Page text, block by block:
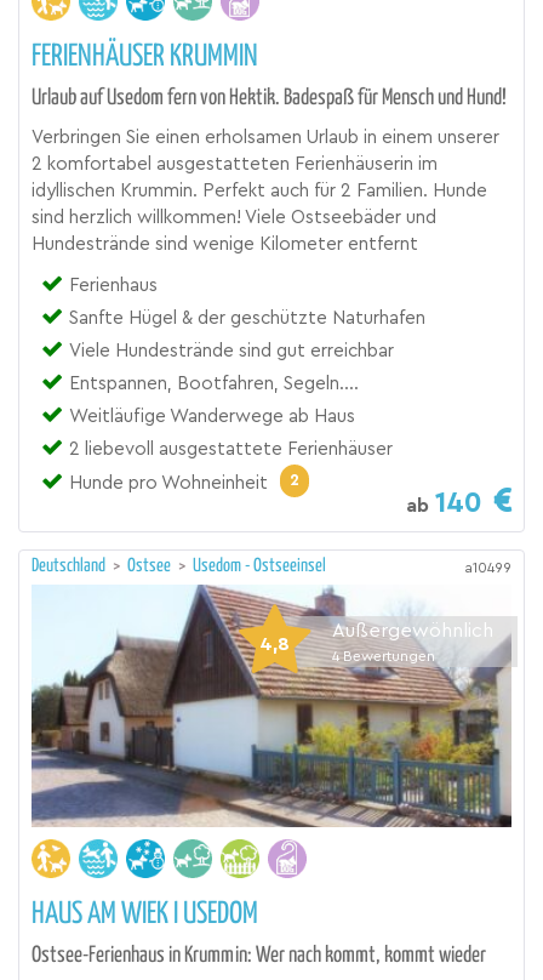
FERIENHÄUSER KRUMMIN
Urlaub auf Usedom fern von Hektik. Badespaß für Mensch und Hund!
Verbringen Sie einen erholsamen Urlaub in einem unserer
2 komfortabel ausgestatteten Ferienhäuserin im
idyllischen Krummin. Perfekt auch für 2 Familien. Hunde
sind herzlich willkommen! Viele Ostseebäder und
Hundestrände sind wenige Kilometer entfernt
Ferienhaus
Sanfte Hügel & der geschützte Naturhafen
Viele Hundestrände sind gut erreichbar
Entspannen, Bootfahren, Segeln....
Weitläufige Wanderwege ab Haus
2 liebevoll ausgestattete Ferienhäuser
Hunde pro Wohneinheit
2
ab 140
Deutschland > Ostsee > Usedom - Ostseeinsel a10499
4,8
Außergewöhnlich
4 Bewertungen
HAUS AM WIEK I USEDOM
Ostsee-Ferienhaus in Krummin: Wer nach kommt, kommt wieder